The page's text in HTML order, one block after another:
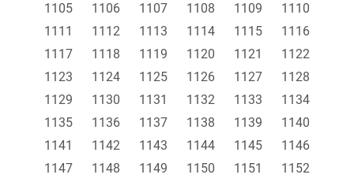
1105
1106 1107 1108 1109
1110
1111
1112 1113 1114 1115
1116
1117
1118 1119 1120 1121
1122
1123
1124 1125 1126 1127
1128
1129
1130 1131 1132 1133
1134
1135
1136 1137 1138 1139
1140
1141
1142 1143 1144 1145
1146
1147
1148 1149 1150 1151 1152